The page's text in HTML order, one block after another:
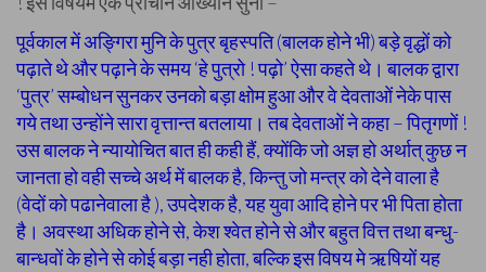
पूर्वकाल में अङ्गिरा मुनि के पुत्र बृहस्पति (बालक होने भी) बड़े वृद्धों को
पढ़ाते थे और पढ़ाने के समय ‘हे पुत्रो ! पढ़ो’ ऐसा कहते थे। बालक द्वारा
‘पुत्र’ सम्बोधन सुनकर उनको बड़ा क्षोम हुआ और वे देवताओं नेके पास
गये तथा उन्होंने सारा वृत्तान्त बतलाया। तब देवताओं ने कहा – पितृगणों !
उस बालक ने न्यायोचित बात ही कही हैं, क्योंकि जो अज्ञ हो अर्थात् कुछ न
जानता हो वही सच्चे अर्थ में बालक है, किन्तु जो मन्त्र को देने वाला है
(वेदों को पढानेवाला है ), उपदेशक है, यह युवा आदि होने पर भी पिता होता
है। अवस्था अधिक होने से, केश श्वेत होने से और बहुत वित्त तथा बन्धु-
बान्धवों के होने से कोई बड़ा नही होता, बल्कि इस विषय मे ऋषियों यह